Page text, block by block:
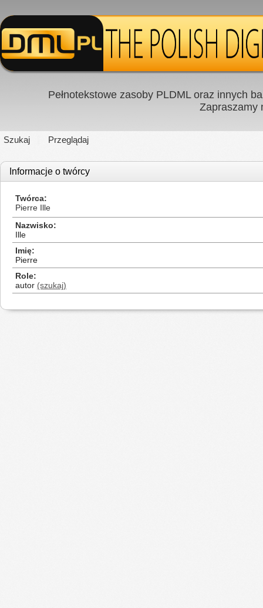
Pełnotekstowe zasoby PLDML oraz innych
Zapraszamy
Szukaj Przeglądaj
Informacje o twórcy
Twórca
Pierre Ille
Nazwisko
Ille
Imię
Pierre
Role
autor (szukaj)